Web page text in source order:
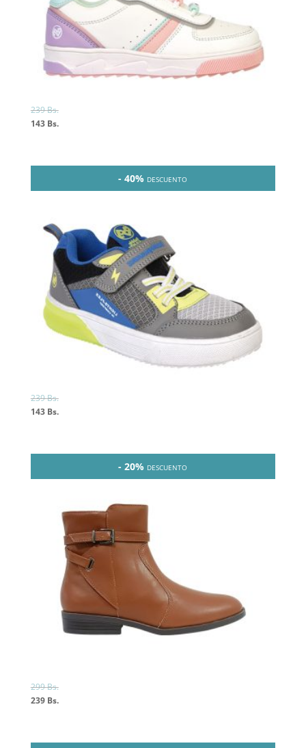
239Bs.
143 Bs.
- 40% DESCUENTO
239Bs.
143 Bs.
- 20% DESCUENTO
299Bs.
239 Bs.